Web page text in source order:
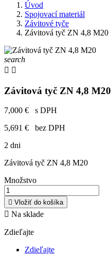
Úvod
Spojovací materiál
Závitové tyče
Závitová tyč ZN 4,8 M20
search
 
Závitová tyč ZN 4,8 M20
7,000 €
s DPH
5,691 €
bez DPH
2 dni
Závitová tyč ZN 4,8 M20
Množstvo
 Vložiť do košíka
 Na sklade
Zdieľajte
Zdieľajte